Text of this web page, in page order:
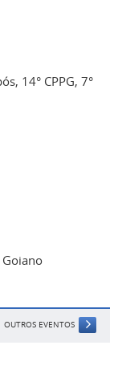
14° CPPG, 7°
Goiano
OUTROS EVENTOS